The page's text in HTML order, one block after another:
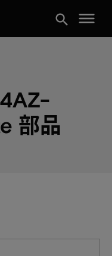
search menu
部品